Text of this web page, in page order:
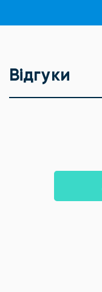
Відгуки